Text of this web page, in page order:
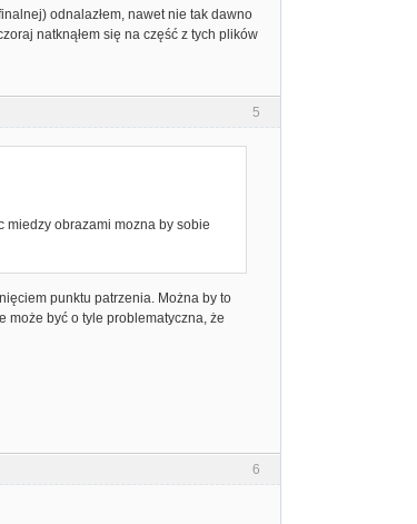
odnalazłem, nawet nie tak dawno
natknąłem się na część z tych plików
5
miedzy obrazami mozna by sobie
punktu patrzenia. Można by to
może być o tyle problematyczna, że
6